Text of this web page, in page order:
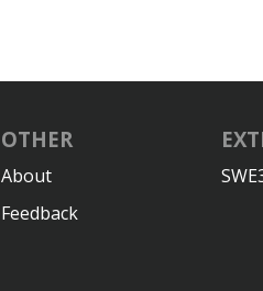
OTHER
About
Feedback